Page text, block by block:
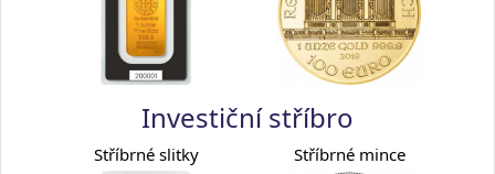
Investiční stříbro
Stříbrné slitky Stříbrné mince